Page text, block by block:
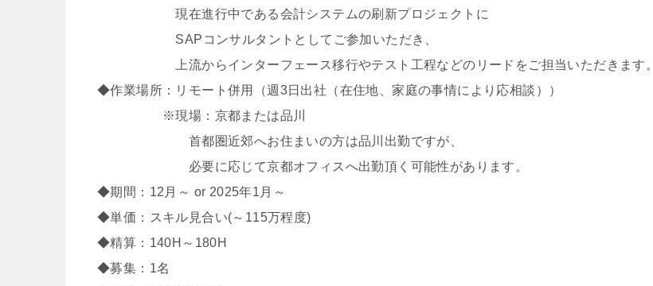
現在進行中である会計システムの刷新プロジェクトに
SAPコンサルタントとしてご参加いただき、
上流からインターフェース移行やテスト工程などのリードをご担当いただきます。
◆作業場所：リモート併用（週3日出社（在住地、家庭の事情により応相談））
※現場：京都または品川
首都圏近郊へお住まいの方は品川出勤ですが、
必要に応じて京都オフィスへ出勤頂く可能性があります。
◆期間：12月～ or 2025年1月～
◆単価：スキル見合い(～115万程度)
◆精算：140H～180H
◆募集：1名